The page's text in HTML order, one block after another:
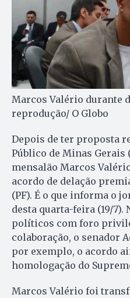
Marcos Valério durante
reprodução/ O Globo
Depois de ter proposta
Público de Minas Gerais
mensalão Marcos
acordo de delação
(PF). É o que informa o
desta quarta-feira (19/7).
políticos com foro
colaboração, o senador
por exemplo, o acordo
homologação do
Marcos Valério foi